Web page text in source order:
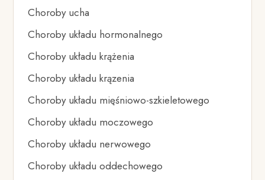
Choroby ucha
Choroby układu hormonalnego
Choroby układu krążenia
Choroby układu krązenia
Choroby układu mięśniowo-szkieletowego
Choroby układu moczowego
Choroby układu nerwowego
Choroby układu oddechowego